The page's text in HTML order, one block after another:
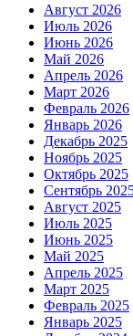
Август 2026
Июль 2026
Июнь 2026
Май 2026
Апрель 2026
Март 2026
Февраль 2026
Январь 2026
Декабрь 2025
Ноябрь 2025
Октябрь 2025
Сентябрь
Август 2025
Июль 2025
Июнь 2025
Май 2025
Апрель 2025
Март 2025
Февраль 2025
Январь 2025